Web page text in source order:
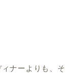
ナーよりも、そ